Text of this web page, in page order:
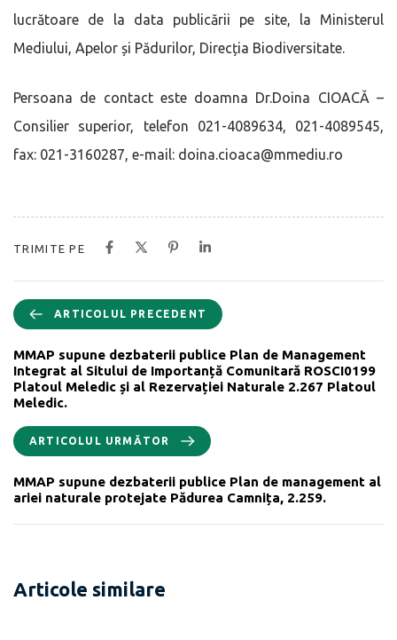
lucrătoare de la data publicării pe site, la Ministerul
Mediului, Apelor și Pădurilor, Direcția Biodiversitate.
Persoana de contact este doamna Dr.Doina CIOACĂ –
Consilier superior, telefon 021-4089634, 021-4089545,
fax: 021-3160287, e-mail: doina.cioaca@mmediu.ro
TRIMITE PE
ARTICOLUL PRECEDENT
MMAP supune dezbaterii publice Plan de Management
Integrat al Sitului de Importanță Comunitară ROSCI0199
Platoul Meledic și al Rezervației Naturale 2.267 Platoul
Meledic.
ARTICOLUL URMĂTOR
MMAP supune dezbaterii publice Plan de management al
ariei naturale protejate Pădurea Camnița, 2.259.
Articole similare